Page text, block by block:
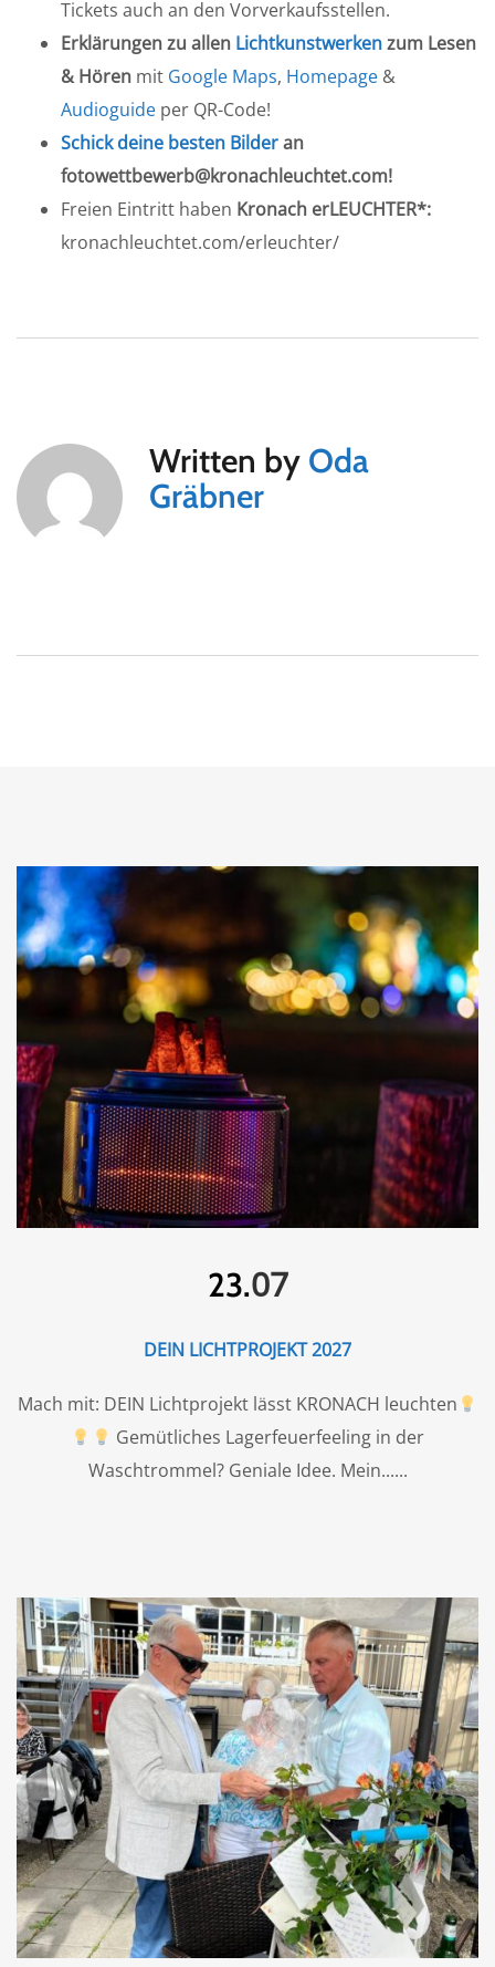
Tickets auch an den Vorverkaufsstellen.
Erklärungen zu allen Lichtkunstwerkenzum Lesen
& Hören mit Google Maps, Homepage &
Audioguide per QR-Code!
Schick deine besten Bilderan
fotowettbewerb@kronachleuchtet.com!
Freien Eintritt haben Kronach erLEUCHTER*:
kronachleuchtet.com/erleuchter/
Written by Oda
Gräbner
23.07
DEIN LICHTPROJEKT 2027
Mach mit: DEIN Lichtprojekt lässt KRONACH leuchten
Gemütliches Lagerfeuerfeeling in der
Waschtrommel? Geniale Idee. Mein...